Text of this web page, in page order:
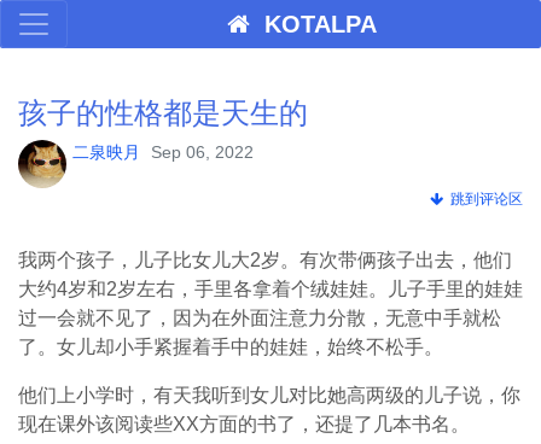
KOTALPA
孩子的性格都是天生的
二泉映月 Sep 06, 2022
跳到评论区
我两个孩子，儿子比女儿大2岁。有次带俩孩子出去，他们
大约4岁和2岁左右，手里各拿着个绒娃娃。儿子手里的娃娃
过一会就不见了，因为在外面注意力分散，无意中手就松
了。女儿却小手紧握着手中的娃娃，始终不松手。
他们上小学时，有天我听到女儿对比她高两级的儿子说，你
现在课外该阅读些XX方面的书了，还提了几本书名。